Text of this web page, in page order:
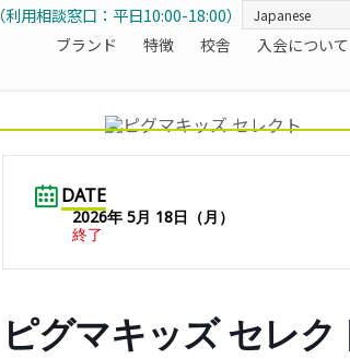
ブランド 特徴 校舎 入会について
（利用相談窓口：平日10:00-18:00）
DATE
2026年 5月 18日（月）
終了
ピグマキッズ セレク